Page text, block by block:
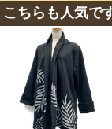
こちらも人気で